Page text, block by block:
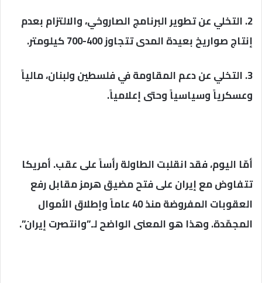
2. التخلي عن تطوير البرنامج الصاروخي، والالتزام بعدم
إنتاج صواريخ بعيدة المدى تتجاوز 400-700 كيلومتر.
3. التخلي عن دعم المقاومة في فلسطين ولبنان، مالياً
وعسكرياً وسياسياً وحتى إعلامياً.
أمّا اليوم، فقد انقلبت الطاولة رأساً على عقب. أمريكا
تتفاوض مع إيران على فتح مضيق هرمز مقابل رفع
العقوبات المفروضة منذ 40 عاماً وإطلاق الأموال
المجمّدة. وهذا هو المعنى الواضح لـ”وانتصرت إيران”.